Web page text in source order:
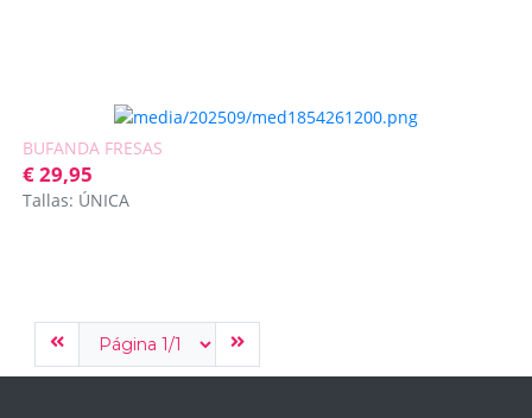
BUFANDA FRESAS
€ 29,95
Tallas: ÚNICA